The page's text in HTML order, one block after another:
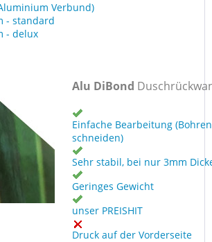
Verbund)
- standard
- delux
Alu DiBond
Einfache Bearbeitung
schneiden)
Sehr stabil, bei nur 3mm
Geringes Gewicht
unser PREISHIT
Druck auf der Vorderseite